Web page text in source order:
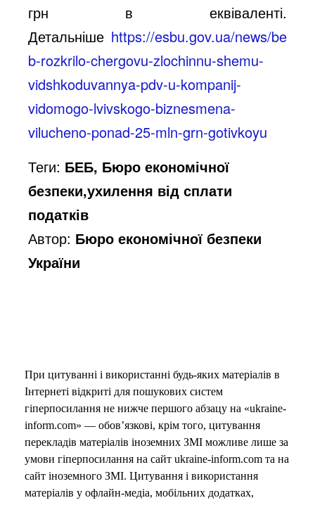
грн в еквіваленті.
Детальніше https://esbu.gov.ua/news/be
b-rozkrilo-chergovu-zlochinnu-shemu-
vidshkoduvannya-pdv-u-kompanij-
vidomogo-lvivskogo-biznesmena-
vilucheno-ponad-25-mln-grn-gotivkoyu
Теги: БЕБ, Бюро економічної
безпеки,ухилення від сплати
податків
Автор: Бюро економічної безпеки
України
При цитуванні і використанні будь-яких матеріалів в
Інтернеті відкриті для пошукових систем
гіперпосилання не нижче першого абзацу на «ukraine-
inform.com» — обов’язкові, крім того, цитування
перекладів матеріалів іноземних ЗМІ можливе лише за
умови гіперпосилання на сайт ukraine-inform.com та на
сайт іноземного ЗМІ. Цитування і використання
матеріалів у офлайн-медіа, мобільних додатках,